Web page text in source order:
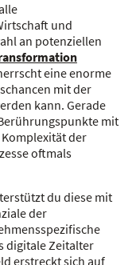
und
an potenziellen
eine enorme
mit der
kann. Gerade
mit
der
oftmals
du diese mit
der
digitale Zeitalter
erstreckt sich auf